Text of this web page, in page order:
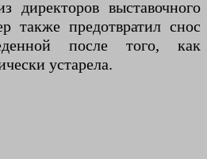
выставочного
также предотвратил снос
после того, как
устарела.